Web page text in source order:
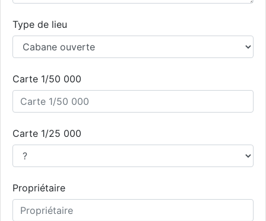
Type de lieu
Carte 1/50 000
Carte 1/25 000
Propriétaire